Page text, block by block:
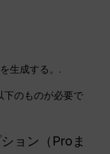
生成する。.
下のものが必要で
ョン（Proま